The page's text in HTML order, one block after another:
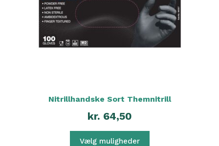
Nitrillhandske Sort Themnitrill
kr. 64,50
Vælg muligheder
varesiden